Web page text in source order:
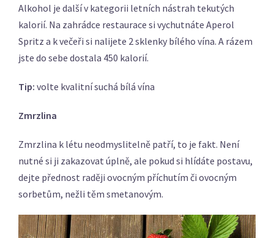
Alkohol je další v kategorii letních nástrah tekutých
kalorií. Na zahrádce restaurace si vychutnáte Aperol
Spritz a k večeři si nalijete 2 sklenky bílého vína. A rázem
jste do sebe dostala 450 kalorií.
Tip: volte kvalitní suchá bílá vína
Zmrzlina
Zmrzlina k létu neodmyslitelně patří, to je fakt. Není
nutné si ji zakazovat úplně, ale pokud si hlídáte postavu,
dejte přednost raději ovocným příchutím či ovocným
sorbetům, nežli těm smetanovým.